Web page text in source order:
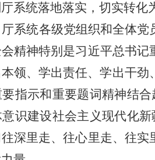
系统落地落实，切实转化
厅系统各级党组织和全体
精神特别是习近平总书记
领、学出责任、学出干
指示和重要题词精神结
识建设社会主义现代化新
深里走、往心里走、往